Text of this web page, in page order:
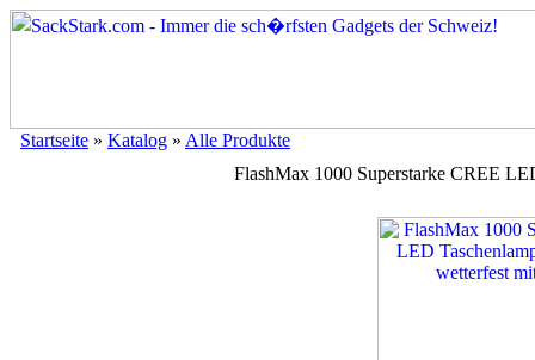
Startseite » Katalog » Alle Produkte
FlashMax 1000 Superstarke CREE